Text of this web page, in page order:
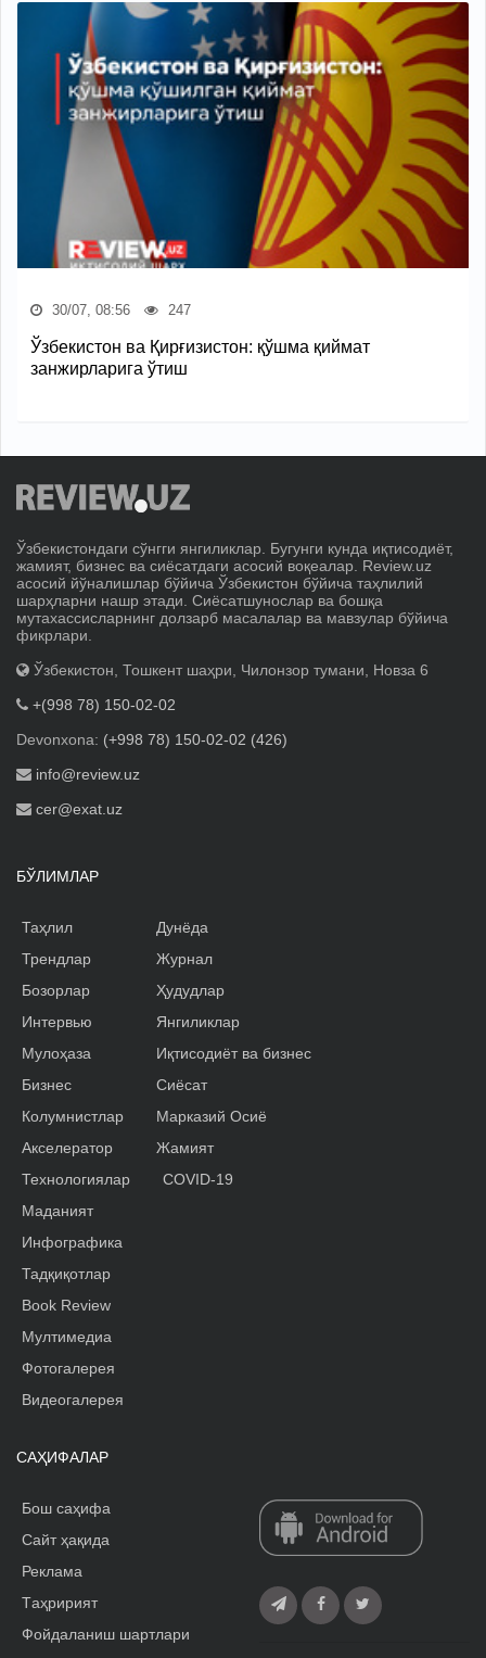
30/07, 08:56 247
Ўзбекистон ва Қирғизистон: қўшма қиймат
занжирларига ўтиш
Ўзбекистондаги сўнгги янгиликлар. Бугунги кунда иқтисодиёт,
жамият, бизнес ва сиёсатдаги асосий воқеалар. Review.uz
асосий йўналишлар бўйича Ўзбекистон бўйича таҳлилий
шарҳларни нашр этади. Сиёсатшунослар ва бошқа
мутахассисларнинг долзарб масалалар ва мавзулар бўйича
фикрлари.
Ўзбекистон, Тошкент шаҳри, Чилонзор тумани, Новза 6
+(998 78) 150-02-02
Devonxona: (+998 78) 150-02-02 (426)
info@review.uz
cer@exat.uz
БЎЛИМЛАР
Таҳлил
Трендлар
Бозорлар
Интервью
Мулоҳаза
Бизнес
Колумнистлар
Акселератор
Дунёда
Журнал
Ҳудудлар
Янгиликлар
Иқтисодиёт ва бизнес
Сиёсат
Марказий Осиё
Жамият
Технологиялар
Маданият
Инфографика
Тадқиқотлар
Book Review
Мултимедиа
Фотогалерея
Видеогалерея
COVID-19
САҲИФАЛАР
Бош саҳифа
Сайт ҳақида
Реклама
Tаҳририят
Фойдаланиш шартлари